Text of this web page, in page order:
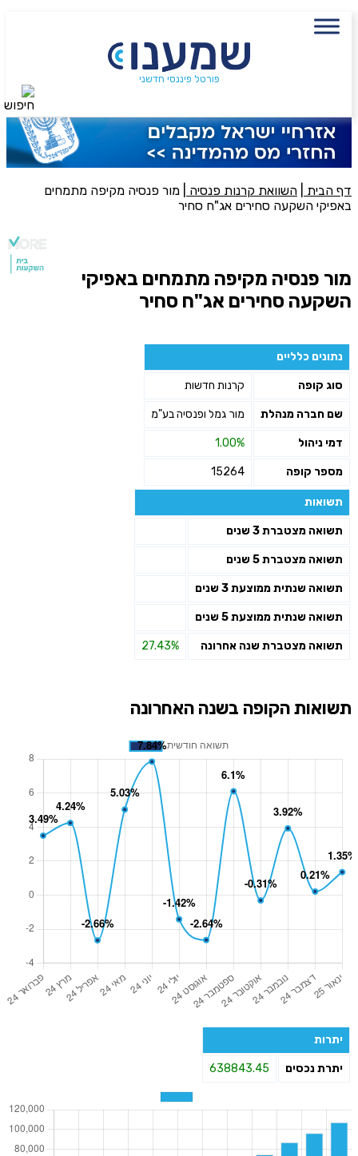
פורטל פיננסי חדשני
דף הבית השוואת קרנות פנסיה
מור פנסיה מקיפה מתמחים
באפיקי השקעה סחירים אג"ח סחיר
מור פנסיה מקיפה מתמחים באפיקי
השקעה סחירים אג"ח סחיר
נתונים כלליים
סוג קופה קרנות חדשות
שם חברה מנהלת מור גמל ופנסיה בע"מ
דמי ניהול 1.00%
מספר קופה 15264
תשואות
תשואה מצטברת 3 שנים
תשואה מצטברת 5 שנים
תשואה שנתית ממוצעת 3 שנים
תשואה שנתית ממוצעת 5 שנים
תשואה מצטברת שנה אחרונה 27.43%
תשואות הקופה בשנה האחרונה
יתרות
יתרת נכסים 638843.45
פעולה נדרשת
היכן מנוהל החיסכון?
אני מאשר את תנאיי השימוש והפרטיות של האתר
פנסיוניים\ביטוח באמצעות טלפון, מייל או SMS מאיתנו או צד שלישי
שליחה
חיפוש